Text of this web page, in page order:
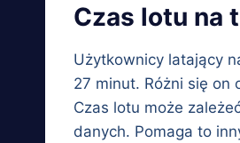
Czas lotu na
Użytkownicy latający
27 minut. Różni się on
Czas lotu może
danych. Pomaga to